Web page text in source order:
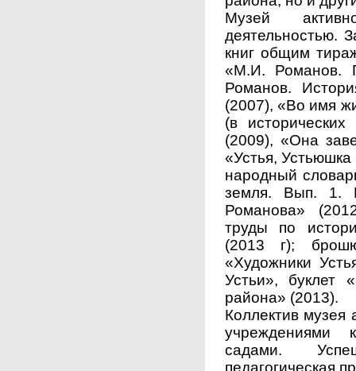
Музей
деятельностью.
книг общим
«М.И. Романов.
Романов.
(2007), «Во имя
(в
(2009), «Она
«Устья, Устьюшка
народный
земля. Вып. 1.
Романова»
труды по
(2013 г);
«Художники
Устьи», буклет
района» (2013).
Коллектив музея
учреждениями
садами.
педагогическая